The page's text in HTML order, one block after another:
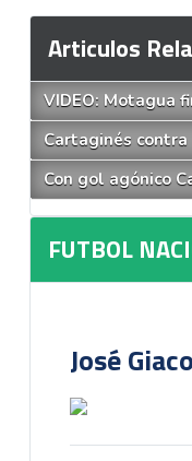
Articulos
VIDEO: Motagua
Cartaginés
Con gol agónico
FUTBOL
José